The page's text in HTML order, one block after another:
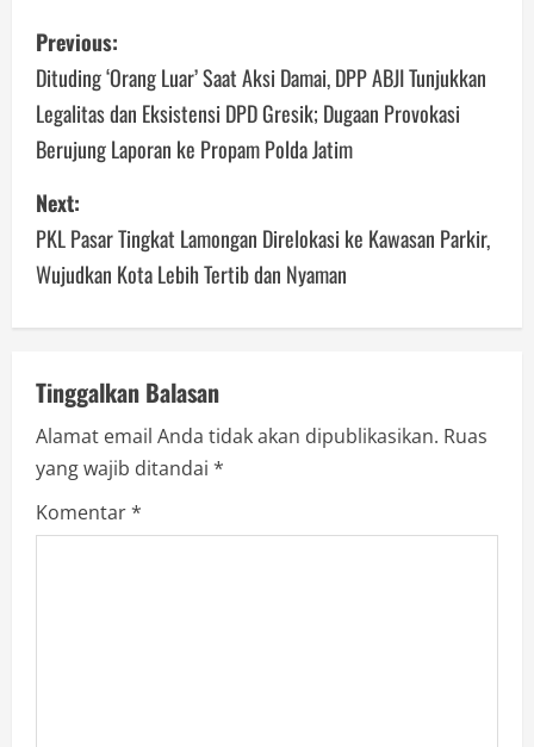
P
o
s
n
a
v
i
g
a
t
Previous:
Dituding ‘Orang Luar’ Saat Aksi Damai, DPP ABJI Tunjukkan
Legalitas dan Eksistensi DPD Gresik; Dugaan Provokasi
Berujung Laporan ke Propam Polda Jatim
Next:
PKL Pasar Tingkat Lamongan Direlokasi ke Kawasan Parkir,
Wujudkan Kota Lebih Tertib dan Nyaman
Tinggalkan Balasan
Alamat email Anda tidak akan dipublikasikan. Ruas
yang wajib ditandai *
Komentar*